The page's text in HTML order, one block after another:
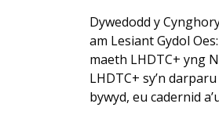
Dywedodd y
am Lesiant Gydol
maeth LHDTC+ yng
LHDTC+ sy’n
bywyd, eu cadernid